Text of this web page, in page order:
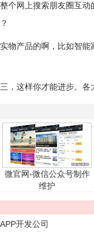
个网上搜索朋友圈互
物产品的啊，比如智
，这样你才能进步。各
微官网-微信公众号制作
维护
开发公司